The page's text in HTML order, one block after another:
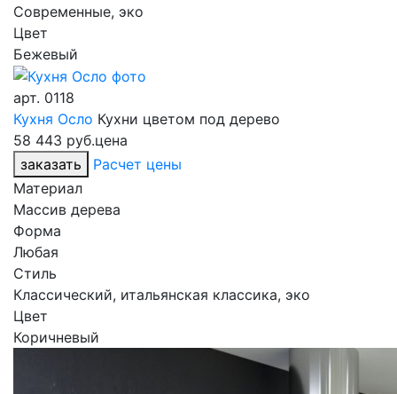
Современные, эко
Цвет
Бежевый
арт. 0118
Кухня Осло Кухни цветом под дерево
58 443 руб.цена
заказать
Расчет цены
Материал
Массив дерева
Форма
Любая
Стиль
Классический, итальянская классика, эко
Цвет
Коричневый